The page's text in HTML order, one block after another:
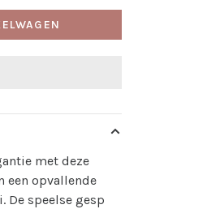
met deze
een opvallende
De speelse gesp